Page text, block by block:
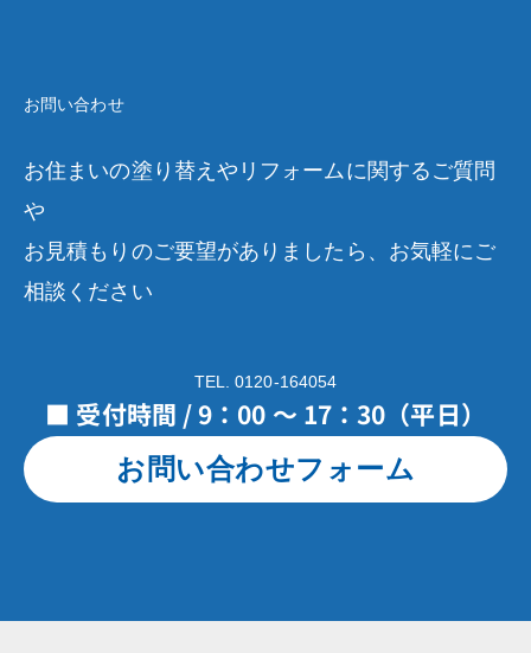
お問い合わせ
お住まいの塗り替えやリフォームに関するご質問
や
お見積もりのご要望がありましたら、お気軽にご
相談ください
TEL. 0120-164054
■ 受付時間 / 9：00 ～ 17：30（平日）
お問い合わせフォーム